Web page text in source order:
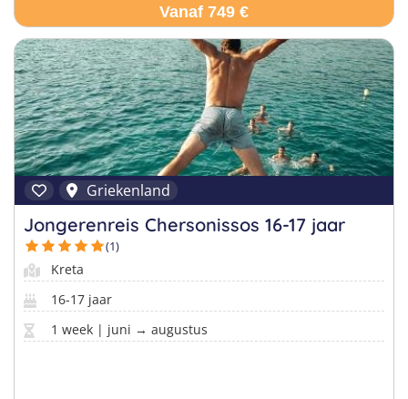
Vanaf 749 €
Griekenland
Jongerenreis Chersonissos 16-17 jaar
(1)
Kreta
16-17 jaar
1 week | juni → augustus